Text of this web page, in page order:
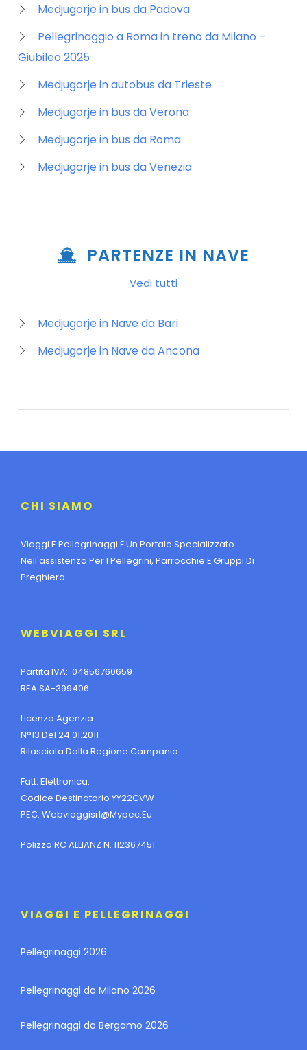
Medjugorje in bus da Padova
Pellegrinaggio a Roma in treno da Milano –
Giubileo 2025
Medjugorje in autobus da Trieste
Medjugorje in bus da Verona
Medjugorje in bus da Roma
Medjugorje in bus da Venezia
PARTENZE IN NAVE
Vedi tutti
Medjugorje in Nave da Bari
Medjugorje in Nave da Ancona
CHI SIAMO
Viaggi E Pellegrinaggi È Un Portale Specializzato
Nell'assistenza Per I Pellegrini, Parrocchie E Gruppi Di
Preghiera.
WEBVIAGGI SRL
Partita IVA: 04856760659
REA SA-399406
Licenza Agenzia
N°13 Del 24.01.2011
Rilasciata Dalla Regione Campania
Fatt. Elettronica:
Codice Destinatario YY22CVW
PEC: Webviaggisrl@mypec.eu
Polizza RC ALLIANZ N. 112367451
VIAGGI E PELLEGRINAGGI
Pellegrinaggi 2026
Pellegrinaggi da Milano 2026
Pellegrinaggi da Bergamo 2026